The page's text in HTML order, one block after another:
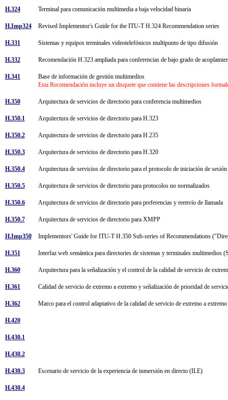
H.324 Terminal para comunicación multimedia a baja velocidad binaria
H.Imp324 Revised Implementor's Guide for the ITU-T H.324 Recommendation series
H.331 Sistemas y equipos terminales videotelefónicos multipunto de tipo difusión
H.332 Recomendación H.323 ampliada para conferencias de bajo grado de
H.341
Base de información de gestión multimedios
Esta Recomendación incluye un disquete que contiene las descripciones
H.350 Arquitectura de servicios de directorio para conferencia multimedios
H.350.1 Arquitectura de servicios de directorio para H.323
H.350.2 Arquitectura de servicios de directorio para H.235
H.350.3 Arquitectura de servicios de directorio para H.320
H.350.4 Arquitectura de servicios de directorio para el protocolo de iniciación de
H.350.5 Arquitectura de servicios de directorio para protocolos no normalizados
H.350.6 Arquitectura de servicios de directorio para preferencias y reenvío de llamada
H.350.7 Arquitectura de servicios de directorio para XMPP
H.Imp350 Implementors' Guide for ITU-T H.350 Sub-series of Recommendations
H.351 Interfaz web semántica para directories de sistemas y terminales
H.360 Arquitectura para la señalización y el control de la calidad de servicio de
H.361 Calidad de servicio de extremo a extremo y señalización de prioridad de
H.362 Marco para el control adaptativo de la calidad de servicio de extremo a
H.420
H.430.1
H.430.2
H.430.3 Escenario de servicio de la experiencia de inmersión en directo (ILE)
H.430.4